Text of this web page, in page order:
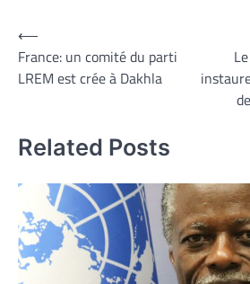
Navigation
de
l’article
⟵
France: un comité du parti
LREM est crée à Dakhla
Related Posts